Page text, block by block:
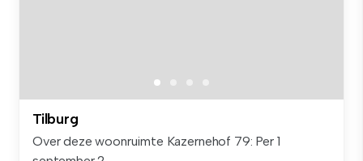
Tilburg
Over deze woonruimte Kazernehof 79: Per 1